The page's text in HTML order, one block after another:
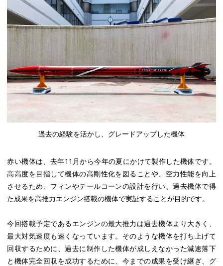
過去の経験を活かし、グレードアップした機体
赤い機体は、去年11月から今年の夏にかけて製作した機体です。
高高度を目指して機体の高剛性化を図ることや、空力性能を向上
させるため、フィンやテールコーンの設計を行い、過去機体で得
た成果を高推力エンジン搭載の機体で実証することが目的です。
今回搭載予定であるエンジンの最大推力は過去機体より大きく、
最大対気速度も速くなっています。そのような機体を打ち上げて
回収するために、過去に制作した機体が成しえなかった減速落下
と機体完全回収を成功するために、今までの成果を受け継ぎ、グ